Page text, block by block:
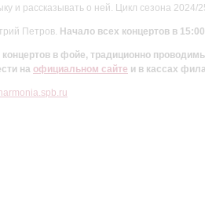
и рассказывать о ней. Цикл сезона
Петров. Начало всех концертов в
концертов в фойе, традиционно
на официальном сайте и в кассах